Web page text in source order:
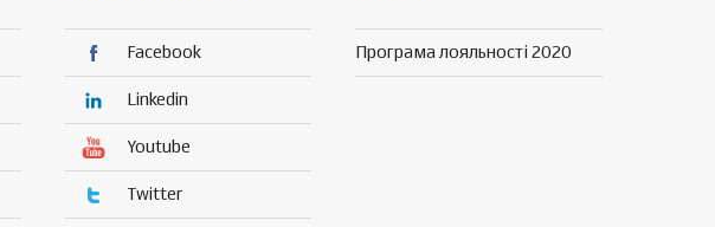
Facebook
Linkedin
Youtube
Twitter
Програма лояльності 2020